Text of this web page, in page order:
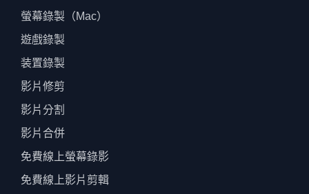
螢幕錄製（Mac）
遊戲錄製
装置錄製
影片修剪
影片分割
影片合併
免費線上螢幕錄影
免費線上影片剪輯